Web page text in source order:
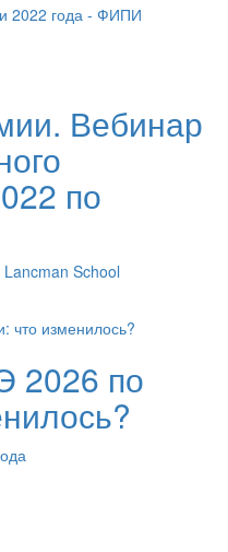
2022 года - ФИПИ
Вебинар
по
Lancman School
2026 по